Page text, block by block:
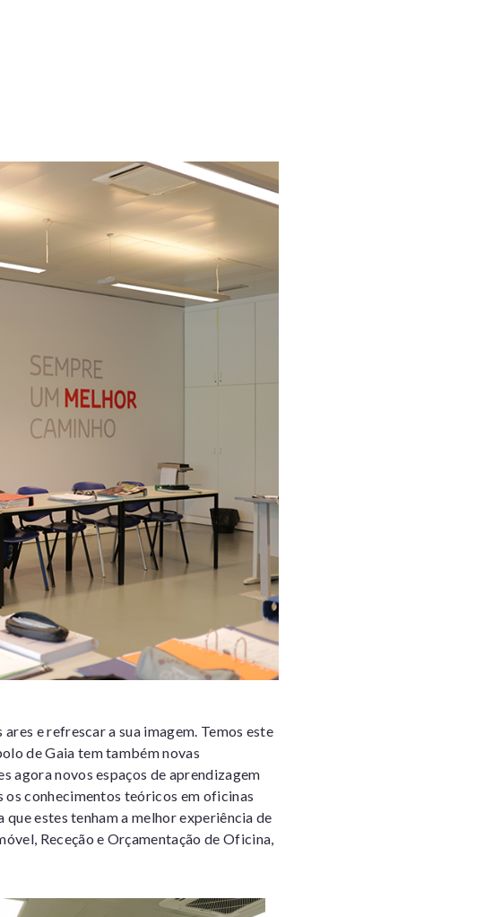
e refrescar a sua imagem. Temos este
de Gaia tem também novas
agora novos espaços de aprendizagem
conhecimentos teóricos em oficinas
estes tenham a melhor experiência de
Receção e Orçamentação de Oficina,